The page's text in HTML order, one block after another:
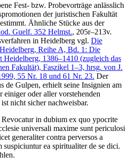
Fest- bzw. Probevorträge anlässlich
der juristischen Fakultät
Ähnliche Stücke aus der
Guelf. 352 Helmst., 205r–213v.
in Heidelberg vgl. Die
Reihe A, Bd. 1: Die
Heidelberg, 1386–1410 (zugleich das
Fakultät), Faszikel 1–3, hrsg. von J.
55 Nr. 18 und 61 Nr. 23. Der
de Gulpen, erhielt seine Insignien am
einiger oder aller vorstehenden
nicht sicher nachweisbar.
Revocatur in dubium ex quo ypocrite
universali maxime sunt periculosi
generaliter contra perversos a
ea spiritualiter de se dici.